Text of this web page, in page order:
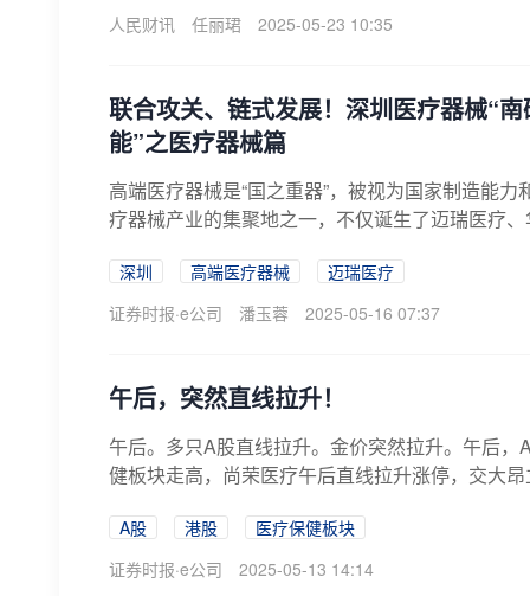
人民财讯
任丽珺 2025-05-23 10:35
联合攻关、链式发展！深圳医疗器械“
能”之医疗器械篇
高端医疗器械是“国之重器”，被视为国家制造能
疗器械产业的集聚地之一，不仅诞生了迈瑞医疗
深圳 高端医疗器械
迈瑞医疗
证券时报·e公司
潘玉蓉 2025-05-16 07:37
午后，突然直线拉升！
午后。多只A股直线拉升。金价突然拉升。午后
健板块走高，尚荣医疗午后直线拉升涨停，交大
A股 港股
医疗保健板块
证券时报·e公司
2025-05-13 14:14